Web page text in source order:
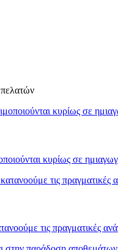
κυρίως σε
τις πραγματικές